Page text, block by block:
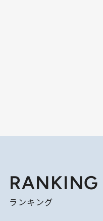
RANKING
ランキング